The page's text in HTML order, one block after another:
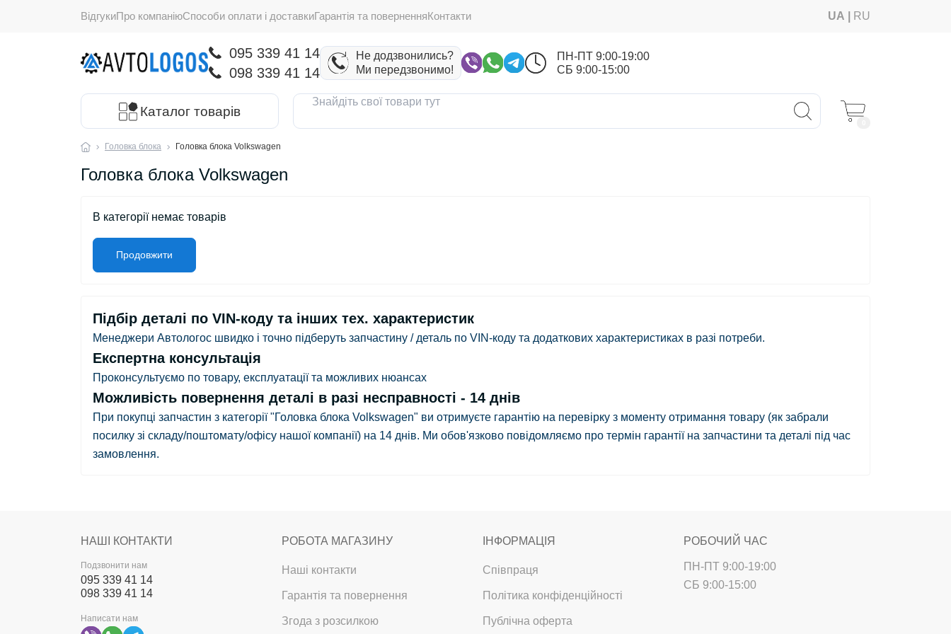
ВідгукиПро компаніюСпособи оплати і доставкиГарантія та поверненняКонтакти UA RU
095 339 41 14
098 339 41 14
Не додзвонились?
Ми передзвонимо!
ПН-ПТ 9:00-19:00
СБ 9:00-15:00
Каталог товарів
Головка блока Головка блока Volkswagen
Головка блока Volkswagen
В категорії немає товарів
Продовжити
Підбір деталі по VIN-коду та інших тех. характеристик
Менеджери Автологос швидко і точно підберуть запчастину / деталь по VIN-коду та додаткових характеристиках в разі потреби.
Експертна консультація
Проконсультуємо по товару, експлуатації та можливих нюансах
Можливість повернення деталі в разі несправності - 14 днів
При покупці запчастин з категорії "Головка блока Volkswagen" ви отримуєте гарантію на перевірку з моменту отримання товару (як забрали
посилку зі складу/поштомату/офісу нашої компанії) на 14 днів. Ми обов'язково повідомляємо про термін гарантії на запчастини та деталі під час
замовлення.
НАШІ КОНТАКТИ
Подзвонити нам
095 339 41 14
098 339 41 14
Написати нам
РОБОТА МАГАЗИНУ
Наші контакти
Гарантія та повернення
Згода з розсилкою
ІНФОРМАЦІЯ
Співпраця
Політика конфіденційності
Публічна оферта
РОБОЧИЙ ЧАС
ПН-ПТ 9:00-19:00
СБ 9:00-15:00